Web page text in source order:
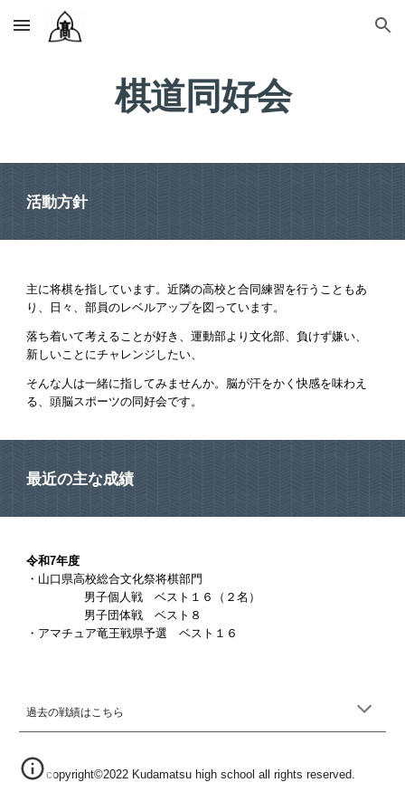
Skip to main content Skip to navigation
棋道同好会
活動方針
主に将棋を指しています。近隣の高校と合同練習を行うこともあ
り、日々、部員のレベルアップを図っています。
落ち着いて考えることが好き、運動部より文化部、負けず嫌い、
新しいことにチャレンジしたい、
そんな人は一緒に指してみませんか。脳が汗をかく快感を味わえ
る、頭脳スポーツの同好会です。
最近の主な成績
令和7年度
・ 山口県高校総合文化祭将棋部門
男子個人戦 ベスト１６（２名）
男子団体戦 ベスト８
・アマチュア竜王戦県予選 ベスト１６
過去の戦績はこちら
copyright©2022 Kudamatsu high school all rights reserved.